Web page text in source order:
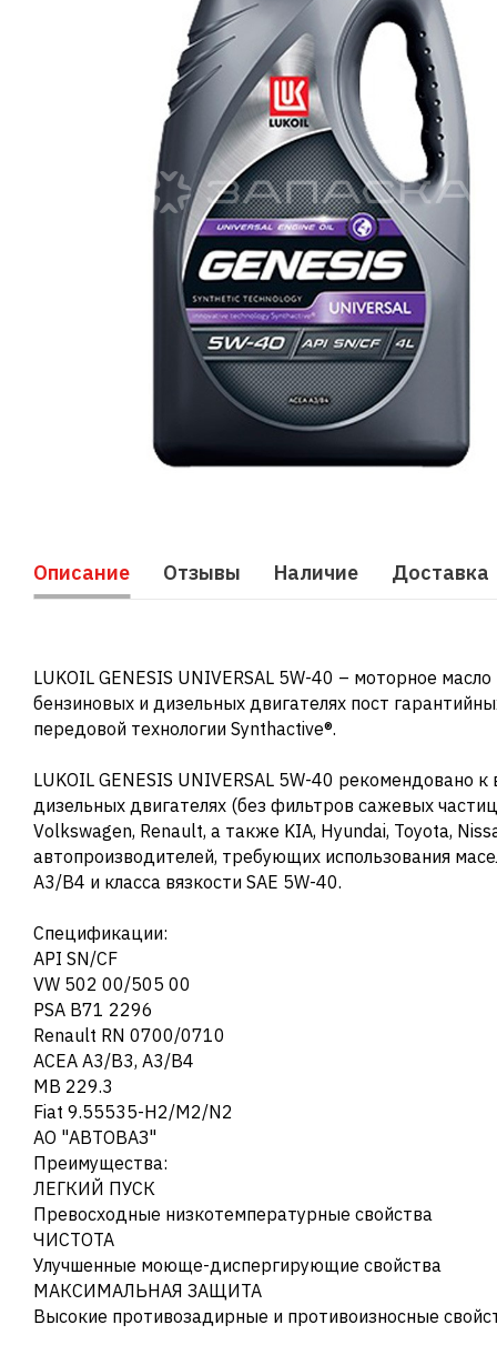
Описание Отзывы Наличие Доставка
LUKOIL GENESIS UNIVERSAL 5W-40 – моторное
бензиновых и дизельных двигателях пост
передовой технологии Synthactive®.
LUKOIL GENESIS UNIVERSAL 5W-40 рекомендовано
дизельных двигателях (без фильтров сажевых
Volkswagen, Renault, а также KIA, Hyundai, Toyota,
автопроизводителей, требующих использования
A3/B4 и класса вязкости SAE 5W-40.
Спецификации:
API SN/CF
VW 502 00/505 00
PSA B71 2296
Renault RN 0700/0710
ACEA A3/B3, A3/B4
MB 229.3
Fiat 9.55535-H2/M2/N2
АО "АВТОВАЗ"
Преимущества:
ЛЕГКИЙ ПУСК
Превосходные низкотемпературные свойства
ЧИСТОТА
Улучшенные моюще-диспергирующие свойства
МАКСИМАЛЬНАЯ ЗАЩИТА
Высокие противозадирные и противоизносные